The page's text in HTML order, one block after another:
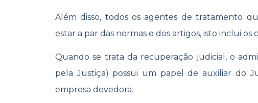
Além disso, todos os agentes de tratamento
estar a par das normas e dos artigos, isto inclui os
Quando se trata da recuperação judicial, o
pela Justiça) possui um papel de auxiliar do
empresa devedora.